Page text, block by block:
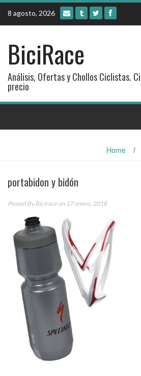
Skip
content
8 agosto, 2026
BiciRace
Análisis, Ofertas y Chollos Ciclistas.
precio
Home /
portabidon y bidón
Posted ByBiciraceon 17 enero, 2018